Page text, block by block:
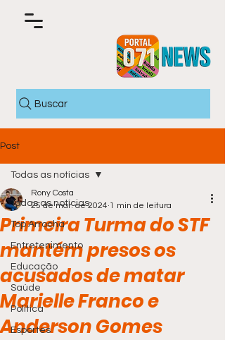
Buscar
Post
Todas as notícias
Top Arrocha
Entretenimento
Educação
Saúde
Política
Esportes
Todas as notícias
Primeira Turma do STF
mantém presos os
acusados de matar
Marielle Franco e
Anderson Gomes
Rony Costa
25 de mar. de 2024 1 min de leitura